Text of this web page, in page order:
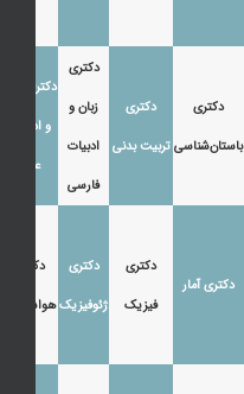
دکتری
باستان‌شناسی
دکتری
تربیت بدنی
دکتری
زبان و
ادبیات
فارسی
دکتری زبان
و ادبیات
عرب
دکتری آمار
دکتری
فیزیک
دکتری
ژئوفیزیک
دکتری
هواشناسی